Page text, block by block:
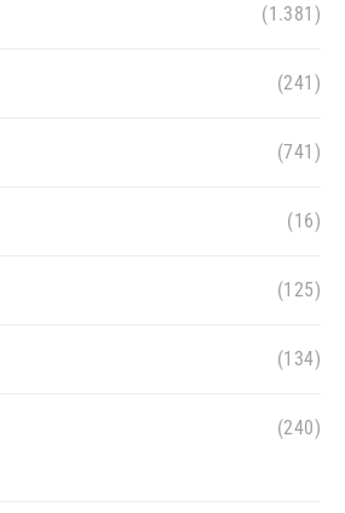
(1.381)
(241)
(741)
(16)
(125)
(134)
(240)